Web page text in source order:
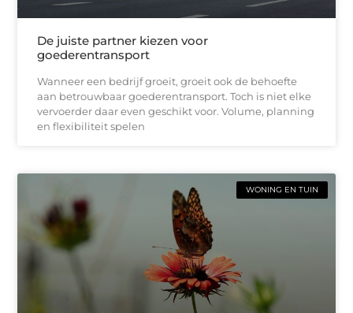
De juiste partner kiezen voor
goederentransport
Wanneer een bedrijf groeit, groeit ook de behoefte
aan betrouwbaar goederentransport. Toch is niet elke
vervoerder daar even geschikt voor. Volume, planning
en flexibiliteit spelen
WONING EN TUIN